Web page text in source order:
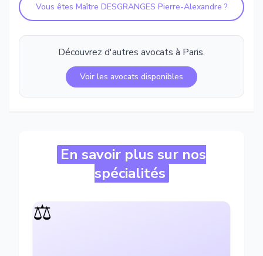
Vous êtes Maître DESGRANGES Pierre-Alexandre ?
Découvrez d'autres avocats à Paris.
Voir les avocats disponibles
En savoir plus sur nos
spécialités
⚖️